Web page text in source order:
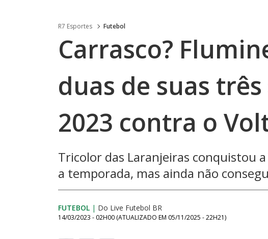
R7 Esportes Futebol
Carrasco?
duas de suas
2023 contra o
Tricolor das Laranjeiras conquistou
a temporada, mas ainda não
FUTEBOL | Do Live Futebol BR
14/03/2023 - 02H00 (ATUALIZADO EM 05/11/2025 - 22H21)